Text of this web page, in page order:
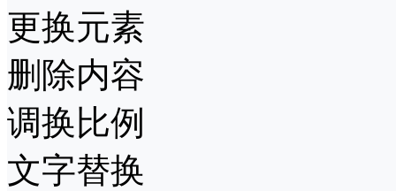
更换元素
删除内容
调换比例
文字替换